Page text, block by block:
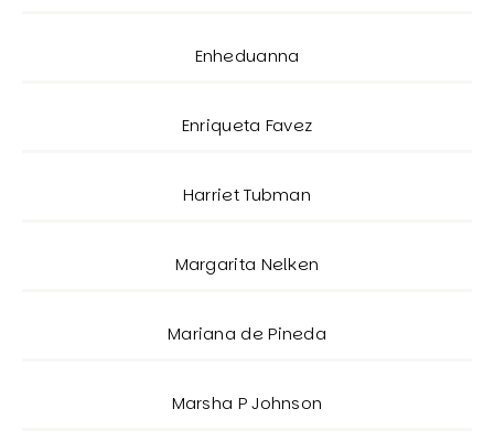
Enheduanna
Enriqueta Favez
Harriet Tubman
Margarita Nelken
Mariana de Pineda
Marsha P Johnson